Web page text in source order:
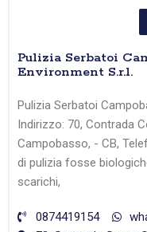
Pulizia Serbatoi
Environment S.r.l.
Pulizia Serbatoi
Indirizzo: 70, Contrada
Campobasso, - CB,
di pulizia fosse
scarichi,
0874419154